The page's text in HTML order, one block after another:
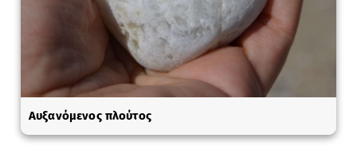
Αυξανόμενος πλούτος